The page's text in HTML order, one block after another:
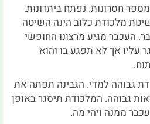
חסרונות. נפתח ביתרונות.
מלכודת כלוב הינה השיטה
העכבר מגיע מרצונו החופשי
עליו אך לא תפגע בו והוא
גבוהה למדי. הגבינה תפתה את
גבוהה. המלכודת תיסגר באופן
ממנה ויהי מה.